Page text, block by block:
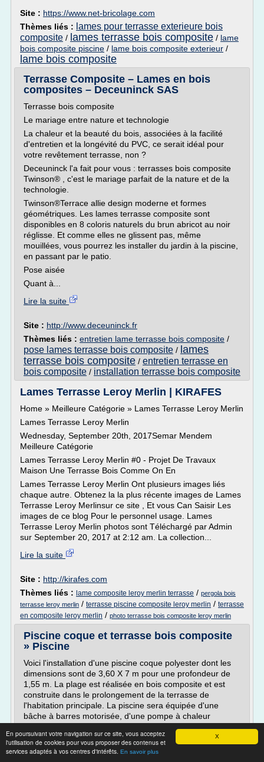
X
En poursuivant votre navigation sur ce site, vous acceptez
l'utilisation de cookies pour vous proposer des contenus et
services adaptés à vos centres d'intérêts. En savoir plus
Site : https://www.net-bricolage.com
Thèmes liés : lames pour terrasse exterieure bois
composite / lames terrasse bois composite / lame
bois composite piscine / lame bois composite exterieur /
lame bois composite
Terrasse Composite – Lames en bois
composites – Deceuninck SAS
Terrasse bois composite
Le mariage entre nature et technologie
La chaleur et la beauté du bois, associées à la facilité
d'entretien et la longévité du PVC, ce serait idéal pour
votre revêtement terrasse, non ?
Deceuninck l'a fait pour vous : terrasses bois composite
Twinson® , c'est le mariage parfait de la nature et de la
technologie.
Twinson®Terrace allie design moderne et formes
géométriques. Les lames terrasse composite sont
disponibles en 8 coloris naturels du brun abricot au noir
réglisse. Et comme elles ne glissent pas, même
mouillées, vous pourrez les installer du jardin à la piscine,
en passant par le patio.
Pose aisée
Quant à...
Lire la suite
Site : http://www.deceuninck.fr
Thèmes liés : entretien lame terrasse bois composite /
pose lames terrasse bois composite / lames
terrasse bois composite / entretien terrasse en
bois composite / installation terrasse bois composite
Lames Terrasse Leroy Merlin | KIRAFES
Home » Meilleure Catégorie » Lames Terrasse Leroy Merlin
Lames Terrasse Leroy Merlin
Wednesday, September 20th, 2017Semar Mendem
Meilleure Catégorie
Lames Terrasse Leroy Merlin #0 - Projet De Travaux
Maison Une Terrasse Bois Comme On En
Lames Terrasse Leroy Merlin Ont plusieurs images liés
chaque autre. Obtenez la la plus récente images de Lames
Terrasse Leroy Merlinsur ce site , Et vous Can Saisir Les
images de ce blog Pour le personnel usage. Lames
Terrasse Leroy Merlin photos sont Téléchargé par Admin
sur September 20, 2017 at 2:12 am. La collection...
Lire la suite
Site : http://kirafes.com
Thèmes liés : lame composite leroy merlin terrasse / pergola bois
terrasse leroy merlin / terrasse piscine composite leroy merlin / terrasse
en composite leroy merlin / photo terrasse bois composite leroy merlin
Piscine coque et terrasse bois composite
» Piscine
Voici l'installation d'une piscine coque polyester dont les
dimensions sont de 3,60 X 7 m pour une profondeur de
1,55 m. La plage est réalisée en bois composite et est
construite dans le prolongement de la terrasse de
l'habitation principale. La piscine sera équipée d'une
bâche à barres motorisée, d'une pompe à chaleur
Lire la suite